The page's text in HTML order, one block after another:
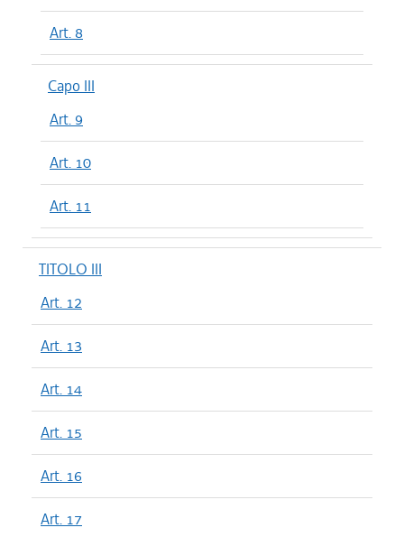
Art. 8
Capo III
Art. 9
Art. 10
Art. 11
TITOLO III
Art. 12
Art. 13
Art. 14
Art. 15
Art. 16
Art. 17